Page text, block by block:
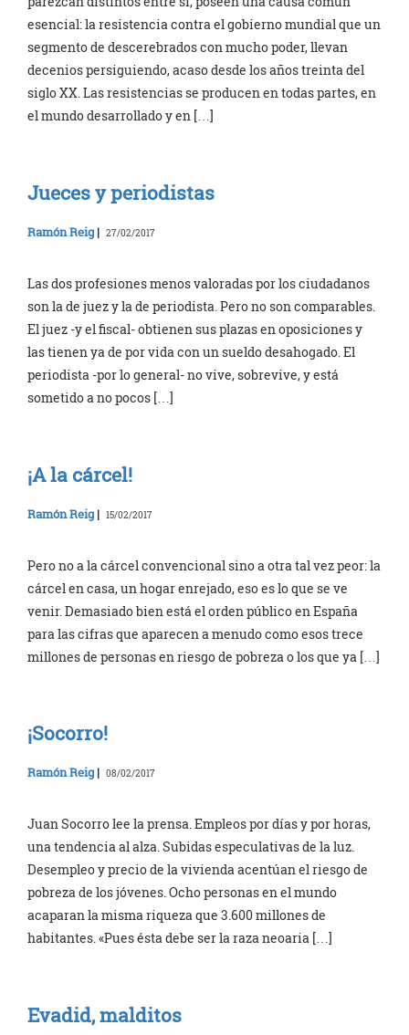
esencial: la resistencia contra el gobierno mundial que un
segmento de descerebrados con mucho poder, llevan
decenios persiguiendo, acaso desde los años treinta del
siglo XX. Las resistencias se producen en todas partes, en
el mundo desarrollado y en […]
Jueces y periodistas
Ramón Reig | 27/02/2017
Las dos profesiones menos valoradas por los ciudadanos
son la de juez y la de periodista. Pero no son comparables.
El juez -y el fiscal- obtienen sus plazas en oposiciones y
las tienen ya de por vida con un sueldo desahogado. El
periodista -por lo general- no vive, sobrevive, y está
sometido a no pocos […]
¡A la cárcel!
Ramón Reig | 15/02/2017
Pero no a la cárcel convencional sino a otra tal vez peor: la
cárcel en casa, un hogar enrejado, eso es lo que se ve
venir. Demasiado bien está el orden público en España
para las cifras que aparecen a menudo como esos trece
millones de personas en riesgo de pobreza o los que ya […]
¡Socorro!
Ramón Reig | 08/02/2017
Juan Socorro lee la prensa. Empleos por días y por horas,
una tendencia al alza. Subidas especulativas de la luz.
Desempleo y precio de la vivienda acentúan el riesgo de
pobreza de los jóvenes. Ocho personas en el mundo
acaparan la misma riqueza que 3.600 millones de
habitantes. «Pues ésta debe ser la raza neoaria […]
Evadid, malditos